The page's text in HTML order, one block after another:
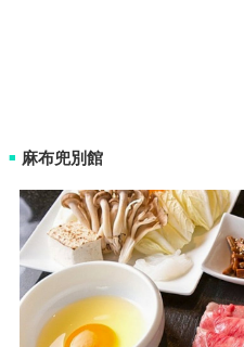
■ 麻布兜別館